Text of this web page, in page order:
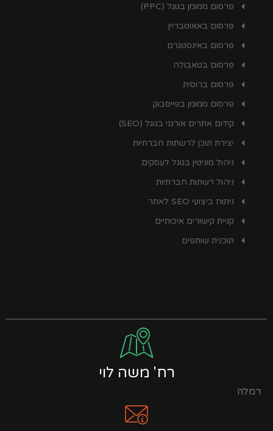
פרסום ממומן בגוגל (PPC)
פרסום באאוטבריין
פרסום באינסטגרם
פרסום בטאבולה
פרסום ברוסית
פרסום ממומן בפייסבוק
קידום אתרים אורגני בגוגל (SEO)
יצירת תוכן לרשתות חברתיות
ניהול מוניטין בגוגל לעסקים
ניהול רשתות חברתיות
ניתוח ביצועי SEO לאתר
קניית קישורים איכותיים
תוכנית שותפים
רח' משה לוי
רמלה